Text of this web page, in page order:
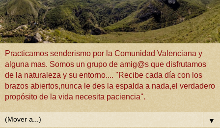
Practicamos senderismo por la Comunidad Valenciana y
alguna mas. Somos un grupo de amig@s que disfrutamos
de la naturaleza y su entorno.... ''Recibe cada día con los
brazos abiertos,nunca le des la espalda a nada,el verdadero
propósito de la vida necesita paciencia''.
▼